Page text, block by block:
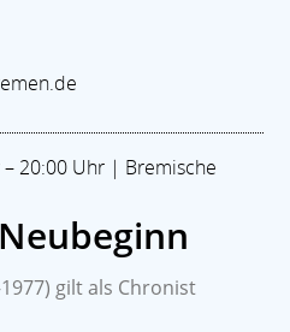
20:00 Uhr | Bremische
gilt als Chronist